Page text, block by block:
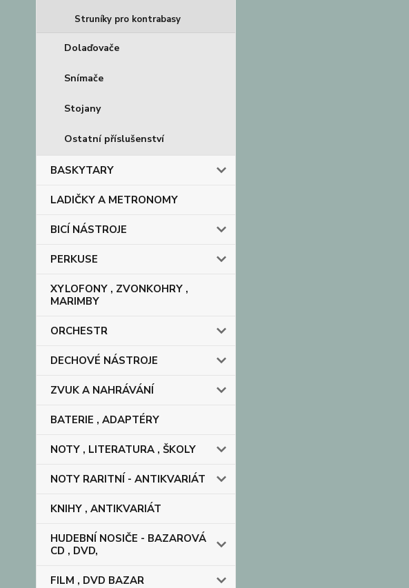
Struníky pro kontrabasy
Dolaďovače
Snímače
Stojany
Ostatní příslušenství
BASKYTARY
LADIČKY A METRONOMY
BICÍ NÁSTROJE
PERKUSE
XYLOFONY , ZVONKOHRY ,
MARIMBY
ORCHESTR
DECHOVÉ NÁSTROJE
ZVUK A NAHRÁVÁNÍ
BATERIE , ADAPTÉRY
NOTY , LITERATURA , ŠKOLY
NOTY RARITNÍ - ANTIKVARIÁT
KNIHY , ANTIKVARIÁT
HUDEBNÍ NOSIČE - BAZAROVÁ
CD , DVD,
FILM , DVD BAZAR